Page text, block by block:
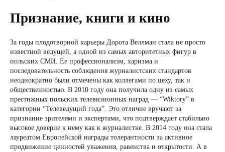
Признание, книги и кино
За годы плодотворной карьеры Дорота Веллман стала не просто
известной ведущей, а одной из самых авторитетных фигур в
польских СМИ. Ее профессионализм, харизма и
последовательность соблюдения журналистских стандартов
неоднократно были отмечены как коллегами по цеху, так и
общественностью. В 2010 году она получила одну из самых
престижных польских телевизионных наград — “Wiktory” в
категории “Телеведущий года”. Это отличие вручают за
признание зрителями и экспертами, что подтверждает стабильно
высокое доверие к нему как к журналистке. В 2014 году она стала
лауреатом Европейской награды толерантности за активное
продвижение ценностей уважения, равенства и открытости. А в